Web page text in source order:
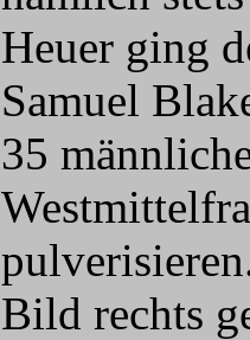
Heuer ging
Samuel
35
Bild rechts